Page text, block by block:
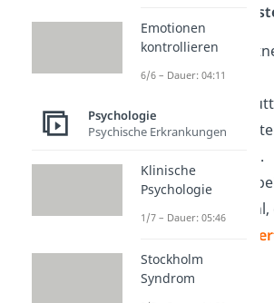
Beispiele Johari
Du und dein
du fleißigbist.
Du und deine
du in
reagierst.
Du und deine
haben das
bist.
Emotionen
kontrollieren
6/6 – Dauer: 04:11
Psychologie
Psychische Erkrankungen
Klinische
Psychologie
1/7 – Dauer: 05:46
Stockholm
Syndrom